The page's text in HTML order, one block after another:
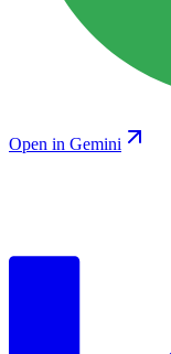
Open in Gemini